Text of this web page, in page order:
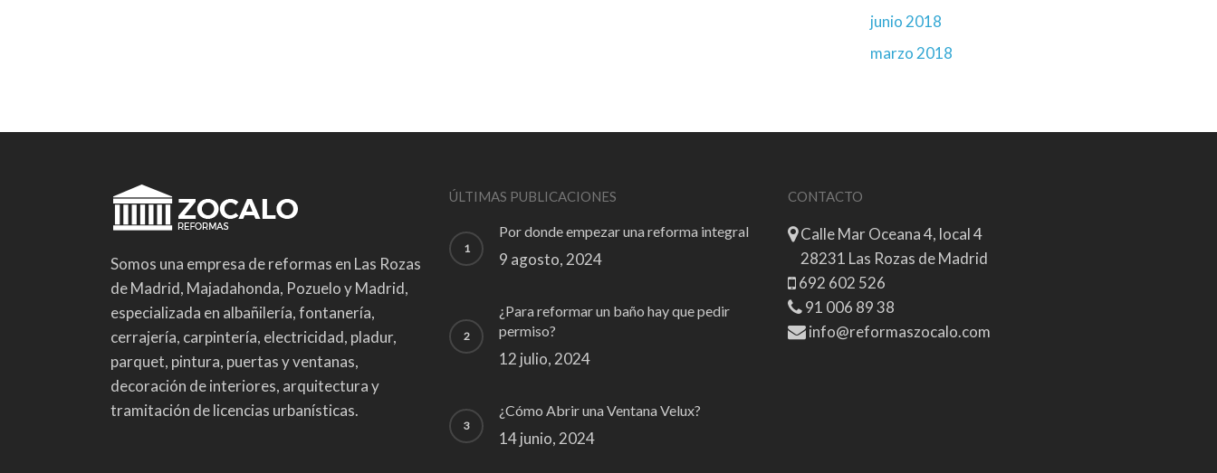
junio 2018
marzo 2018
Somos una empresa de reformas en Las Rozas
de Madrid, Majadahonda, Pozuelo y Madrid,
especializada en albañilería, fontanería,
cerrajería, carpintería, electricidad, pladur,
parquet, pintura, puertas y ventanas,
decoración de interiores, arquitectura y
tramitación de licencias urbanísticas.
ÚLTIMAS PUBLICACIONES
Por donde empezar una reforma integral
9 agosto, 2024
¿Para reformar un baño hay que pedir
permiso?
12 julio, 2024
¿Cómo Abrir una Ventana Velux?
14 junio, 2024
CONTACTO
Calle Mar Oceana 4, local 4
28231 Las Rozas de Madrid
692 602 526
91 006 89 38
info@reformaszocalo.com